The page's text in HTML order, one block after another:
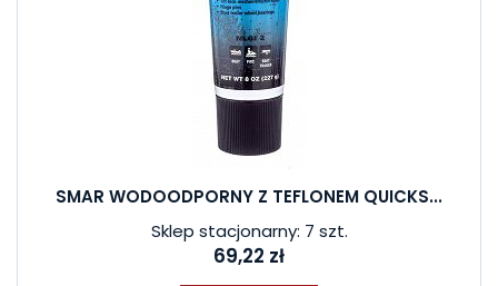
SMAR WODOODPORNY Z TEFLONEM QUICKS...
Sklep stacjonarny: 7 szt.
69,22 zł